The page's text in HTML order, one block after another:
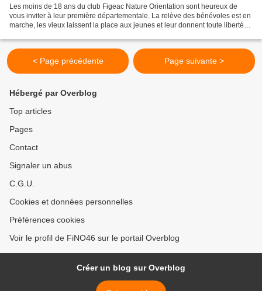
Les moins de 18 ans du club Figeac Nature Orientation sont heureux de
vous inviter à leur première départementale. La relève des bénévoles est en
marche, les vieux laissent la place aux jeunes et leur donnent toute liberté
< Page précédente Page suivante >
Hébergé par Overblog
Top articles
Pages
Contact
Signaler un abus
C.G.U.
Cookies et données personnelles
Préférences cookies
Voir le profil de FiNO46 sur le portail Overblog
Créer un blog sur Overblog